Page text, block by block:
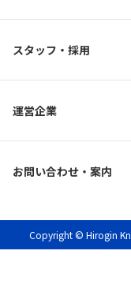
スタッフ・採用
運営企業
お問い合わせ・案内
Copyright © Hirogin